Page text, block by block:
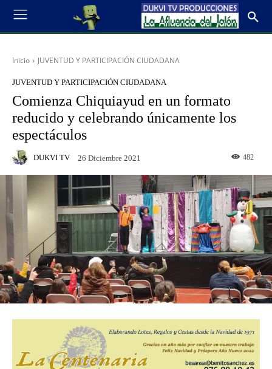
Inicio JUVENTUD Y PARTICIPACIÓN CIUDADANA
JUVENTUD Y PARTICIPACIÓN CIUDADANA
Comienza Chiquiayud en un formato
reducido y celebrando únicamente los
espectáculos
DUKVI TV 26 Diciembre 2021 482